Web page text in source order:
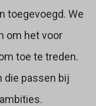
toegevoegd. We
om het voor
toe te treden.
die passen bij